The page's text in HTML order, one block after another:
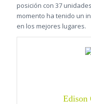
posición con 37
momento ha tenido un
en los mejores lugares.
Edison